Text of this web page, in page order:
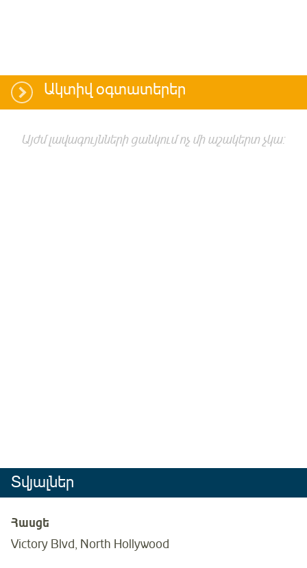
Ակտիվ օգտատերեր
Այժմ լավագույնների ցանկում ոչ մի աշակերտ չկա:
Տվյալներ
Հասցե
Victory Blvd, North Hollywood